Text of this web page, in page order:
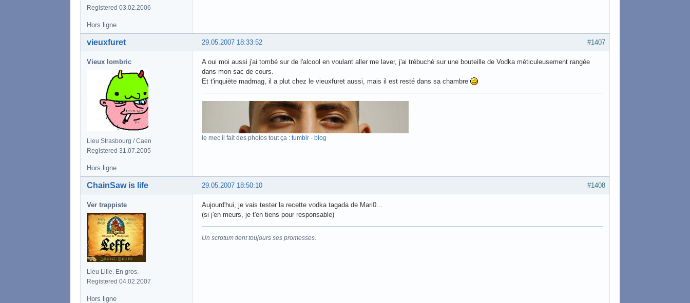
Registered 03.02.2006
Hors ligne
#1407
29.05.2007 18:33:52
vieuxfuret
Vieux lombric
Lieu Strasbourg / Caen
Registered 31.07.2005
A oui moi aussi j'ai tombé sur de l'alcool en voulant aller me laver, j'ai trébuché sur une bouteille de Vodka méticuleusement rangée
dans mon sac de cours.
Et t'inquiète madmag, il a plut chez le vieuxfuret aussi, mais il est resté dans sa chambre
le mec il fait des photos tout ça : tumblr - blog
Hors ligne
#1408
29.05.2007 18:50:10
ChainSaw is life
Ver trappiste
Lieu Lille. En gros.
Registered 04.02.2007
Aujourd'hui, je vais tester la recette vodka tagada de Mari0...
(si j'en meurs, je t'en tiens pour responsable)
Un scrotum tient toujours ses promesses.
Hors ligne